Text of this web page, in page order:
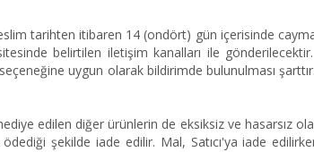
tarihten itibaren 14 (ondört) gün içerisinde cayma
belirtilen iletişim kanalları ile
uygun olarak bildirimde bulunulması
edilen diğer ürünlerin de eksiksiz ve hasarsız
şekilde iade edilir. Mal, Satıcı'ya iade